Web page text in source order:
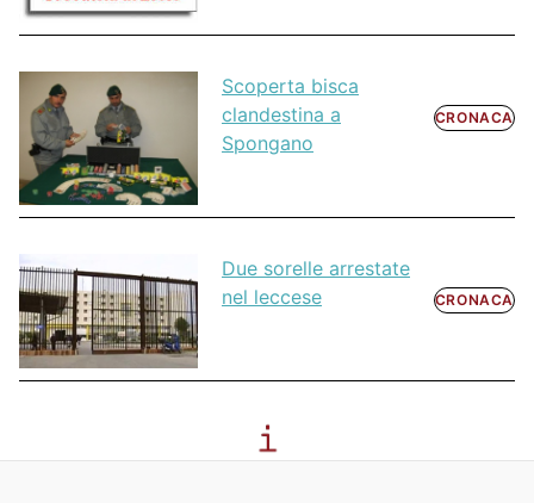
Scoperta bisca
clandestina a
Spongano
CRONACA
Due sorelle arrestate
nel leccese
CRONACA